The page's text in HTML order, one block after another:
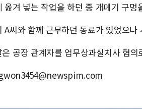
옮겨 넣는 작업을 하던 중 개폐기 구
A씨와 함께 근무하던 동료가 있었으
은 공장 관계자를 업무상과실치사 혐